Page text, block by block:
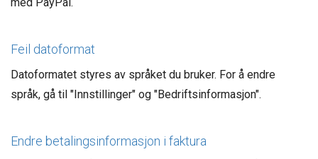
Feil datoformat
Datoformatet styres av språket du bruker. For å endre
språk, gå til "Innstillinger" og "Bedriftsinformasjon".
Endre betalingsinformasjon i faktura